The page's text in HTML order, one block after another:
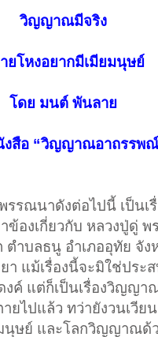
วิญญาณมีจริง
ยโหงอยากมีเมียมนุษย์
โดย มนต์ พันลาย
งสือ “วิญญาณอาถรรพ
รรณนาดังต่อไปนี้ เป็นเ
องเกี่ยวกับ หลวงปู่ดู่ พ
ำบลธนู อำเภออุทัย จัง
า แม้เรื่องนี้จะมิใช่ประ
ค์ แต่ก็เป็นเรื่องวิญญา
ยไปแล้ว ทว่ายังวนเวียน
นุษย์ และโลกวิญญาณด้